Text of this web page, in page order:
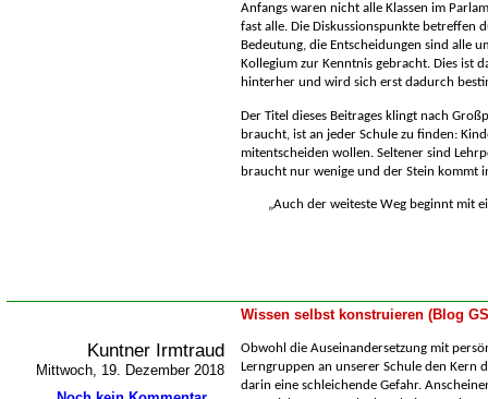
Anfangs waren nicht alle Klassen im
fast alle. Die Diskussionspunkte betreffen
Bedeutung, die Entscheidungen sind alle
Kollegium zur Kenntnis gebracht. Dies ist
hinterher und wird sich erst dadurch
Der Titel dieses Beitrages klingt nach
braucht, ist an jeder Schule zu finden:
mitentscheiden wollen. Seltener sind
braucht nur wenige und der Stein kommt
Auch der weiteste Weg beginnt mit
Wissen selbst konstruieren (Blog
Kuntner Irmtraud
Mittwoch, 19. Dezember 2018
Obwohl die Auseinandersetzung mit
Lerngruppen an unserer Schule den Kern
darin eine schleichende Gefahr.